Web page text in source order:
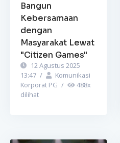
Bangun
Kebersamaan
dengan
Masyarakat Lewat
"Citizen Games"
12 Agustus 2025
13:47 /
Komunikasi
Korporat PG / 488x
dilihat